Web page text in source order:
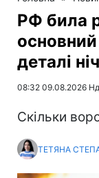
РФ била
деталі
08:32 09.08.2026 Нд
Скільки
ТЕТЯНА